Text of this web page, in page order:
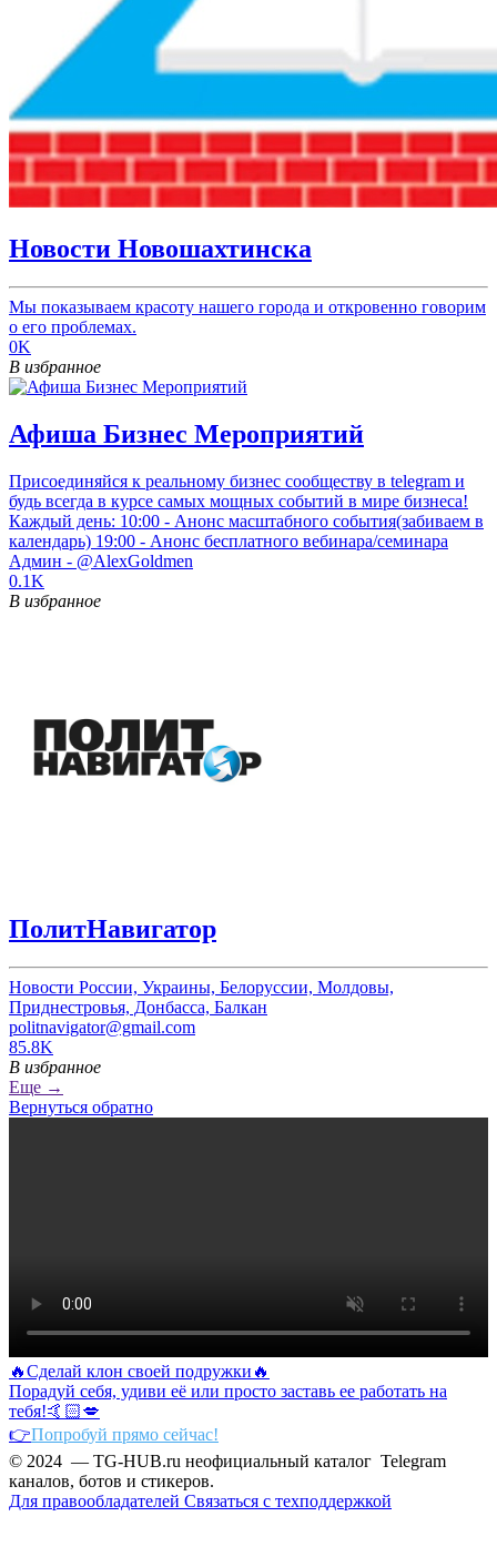
Новости Новошахтинска
Мы показываем красоту нашего города и откровенно говорим
о его проблемах.
0K
В избранное
Афиша Бизнес Мероприятий
Присоединяйся к реальному бизнес сообществу в telegram и
будь всегда в курсе самых мощных событий в мире бизнеса!
Каждый день: 10:00 - Анонс масштабного события(забиваем в
календарь) 19:00 - Анонс бесплатного вебинара/семинара
Админ - @AlexGoldmen
0.1K
В избранное
ПолитНавигатор
Новости России, Украины, Белоруссии, Молдовы,
Приднестровья, Донбасса, Балкан
politnavigator@gmail.com
85.8K
В избранное
Еще →
Вернуться обратно
🔥Сделай клон своей подружки🔥
Порадуй себя, удиви её или просто заставь ее работать на
тебя!🤙🏻💋
👉Попробуй прямо сейчас!
© 2024 — TG-HUB.ru неофициальный каталог Telegram
каналов, ботов и стикеров.
Для правообладателей Связаться с техподдержкой